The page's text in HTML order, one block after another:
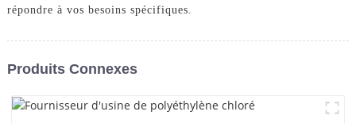
répondre à vos besoins spécifiques.
Produits Connexes